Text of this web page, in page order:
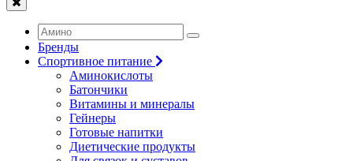
Бренды
Спортивное питание
Аминокислоты
Батончики
Витамины и минералы
Гейнеры
Готовые напитки
Диетические продукты